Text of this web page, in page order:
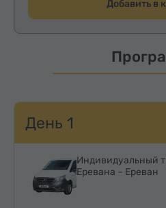
Добавить в
День 1
Индивидуальный
Еревана – Ереван